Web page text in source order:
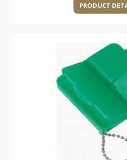
PRODUCT